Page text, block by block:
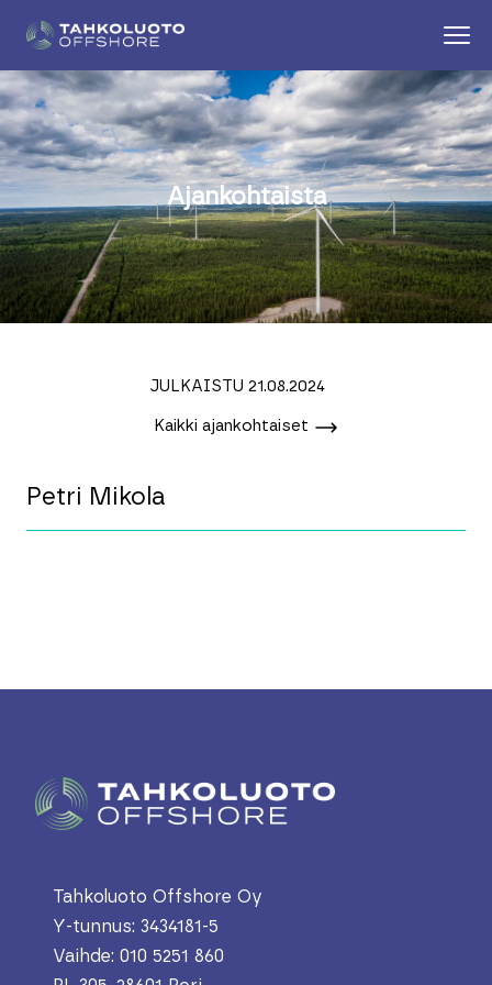
Ajankohtaista
JULKAISTU 21.08.2024
Kaikki ajankohtaiset
Petri Mikola
Tahkoluoto Offshore Oy
Y-tunnus: 3434181-5
Vaihde: 010 5251 860